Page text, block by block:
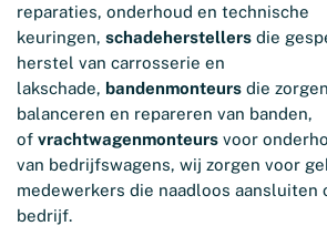
reparaties, onderhoud en technische
keuringen, schadeherstellers die
herstel van carrosserie en
lakschade, bandenmonteurs die
balanceren en repareren van banden,
of vrachtwagenmonteurs voor
van bedrijfswagens, wij zorgen voor
medewerkers die naadloos aansluiten
bedrijf.